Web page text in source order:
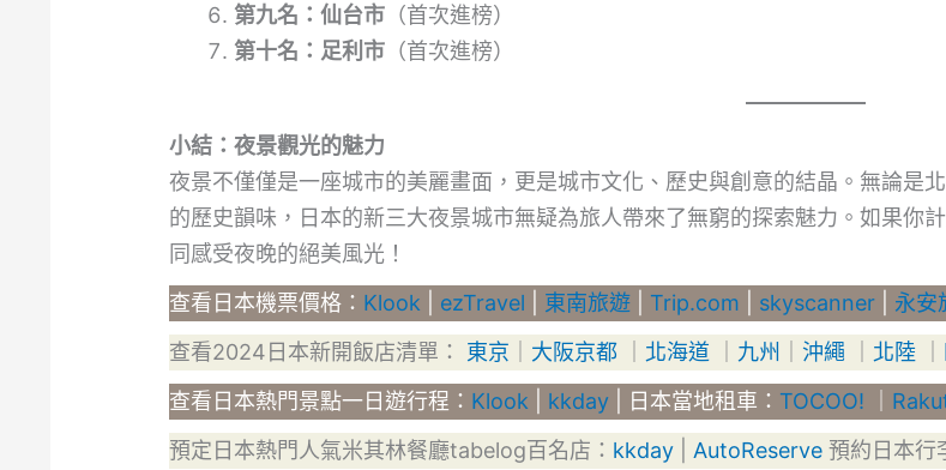
第九名：仙台市 （首次進榜）
第十名：足利市 （首次進榜）
小結：夜景觀光的魅力
夜景不僅僅是一座城市的美麗畫面，更是城市文化、歷史與創意的結晶。無論是
的歷史韻味，日本的新三大夜景城市無疑為旅人帶來了無窮的探索魅力。如果你
同感受夜晚的絕美風光！
查看日本機票價格： Klook ezTravel 東南旅遊 Trip.com skyscanner 永安
查看2024日本新開飯店清單： 東京 大阪京都 北海道 九州 沖繩 北陸
查看日本熱門景點一日遊行程： Klook kkday | 日本當地租車： TOCOO!
預定日本熱門人氣米其林餐廳tabelog百名店： kkday AutoReserve 預約日本行